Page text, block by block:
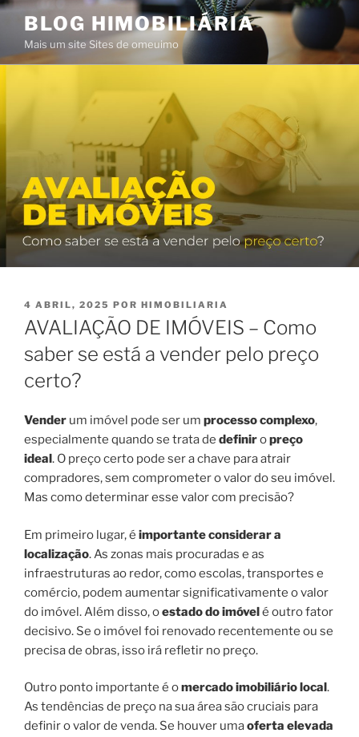
Saltar
conteúdo
BLOG HIMOBILIÁRIA
Mais um site Sites de omeuimo
PUBLICADO
EM
4 ABRIL, 2025 POR HIMOBILIARIA
AVALIAÇÃO DE IMÓVEIS – Como
saber se está a vender pelo preço
certo?
Vender um imóvel pode ser um processo complexo,
especialmente quando se trata de definiropreço
ideal. O preço certo pode ser a chave para atrair
compradores, sem comprometer o valor do seu imóvel.
Mas como determinar esse valor com precisão?
Em primeiro lugar, é importante considerar a
localização. As zonas mais procuradas e as
infraestruturas ao redor, como escolas, transportes e
comércio, podem aumentar significativamente o valor
do imóvel. Além disso, oestado do imóvelé outro fator
decisivo. Se o imóvel foi renovado recentemente ou se
precisa de obras, isso irá refletir no preço.
Outro ponto importante é omercado imobiliário local.
As tendências de preço na sua área são cruciais para
definir o valor de venda. Se houver umaoferta elevada